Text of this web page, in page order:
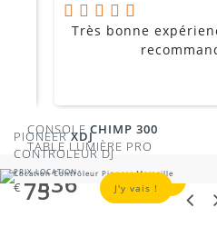
Très bonne
CONSOLE CHIMP 300
TABLE LUMIÈRE PRO
€336 J'y vais !
PIONEERXDJ
CONTROLEUR DJ
PRIX LOCATION
€ 75 J'y vais !